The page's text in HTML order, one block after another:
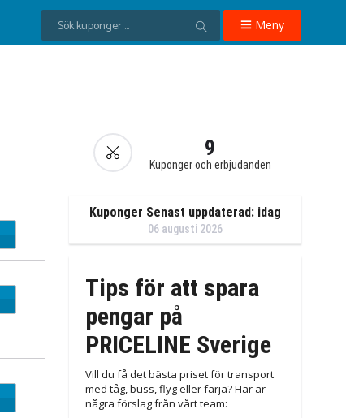
Meny
9
Kuponger och erbjudanden
Kuponger Senast uppdaterad: idag
06 augusti 2026
Tips för att spara
pengar på
PRICELINE Sverige
Vill du få det bästa priset för transport
med tåg, buss, flyg eller färja? Här är
några förslag från vårt team: